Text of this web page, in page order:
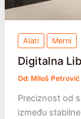
Alati Merni
Digitalna
Od: Miloš Petrović
Preciznost od
između